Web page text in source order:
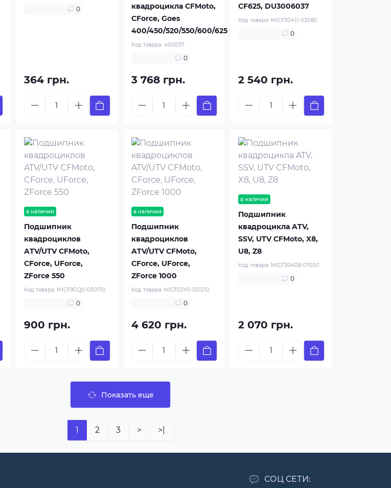
0
364 грн.
квадроцикла CFMoto,
CForce, Goes
400/450/520/550/600/625
Код товара: 400037
0
3 768 грн.
CF625, DU3006037
Код товара: MICF30411-03080
0
2 540 грн.
в наличии
Подшипник
квадроциклов
ATV/UTV CFMoto,
CForce, UForce,
ZForce 550
Код товара: MICF9GQ0-050710
0
900 грн.
в наличии
Подшипник
квадроциклов
ATV/UTV CFMoto,
CForce, UForce,
ZForce 1000
Код товара: MICF0JY0-051210
0
4 620 грн.
в наличии
Подшипник
квадроцикла ATV,
SSV, UTV CFMoto, X8,
U8, Z8
Код товара: MICF30408-01000
0
2 070 грн.
Показать еще
1 2 3 > >|
СОЦ СЕТИ: